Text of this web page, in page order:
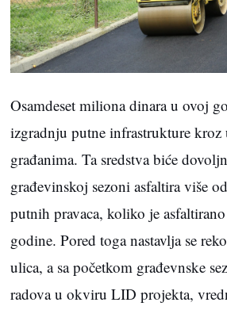
Osamdeset miliona dinara u ovoj
izgradnju putne infrastrukture kroz
građanima. Ta sredstva biće
građevinskoj sezoni asfaltira više
putnih pravaca, koliko je
godine. Pored toga nastavlja se
ulica, a sa početkom građevnske
radova u okviru LID projekta,